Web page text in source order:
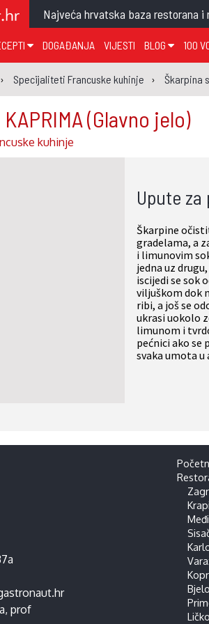
Najveća hrvatska baza restorana i
ŽUPANIJA
ŽUPANIJA
ŽUPANIJA
ŽUPANIJA
ŽUPANIJA
JUHA
PREDJELO
GLAVNO JELO
MEĐUJELO
PRILOG
UMAK
SALATA
DOGAĐANJA VIJESTI BLOG
TEMA
KLUB
100
Specijaliteti Francuske kuhinje Škarpina
(Glavno jelo)
kuhinje
Upute
Škarpine
gradelama, a
i limunovim
jedna uz
iscijedi se sok
viljuškom dok
ribi, a još se
ukrasi uokolo
limunom i
pećnici ako se
svaka umota
, prof